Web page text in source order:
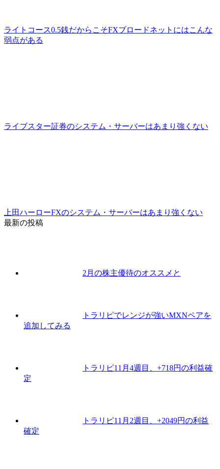
ライトコース0.5銭だからこそFXブロードネットにはこんな
弱点がある
ライブスター証券のシステム・サーバーはあまり強くない
上田ハーローFXのシステム・サーバーはあまり強くない
最新の投稿
2月の株主優待のオススメと
トラリピでレンジが強いMXNペアを
追加してみる
トラリピ11月4週目、+718円の利益確
定
トラリピ11月2週目、+2049円の利益
確定